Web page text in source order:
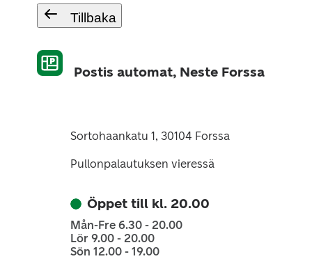
Tillbaka
Postis automat, Neste Forssa
Sortohaankatu 1, 30104 Forssa
Pullonpalautuksen vieressä
Öppet till kl. 20.00
Mån-Fre 6.30 - 20.00
Lör 9.00 - 20.00
Sön 12.00 - 19.00